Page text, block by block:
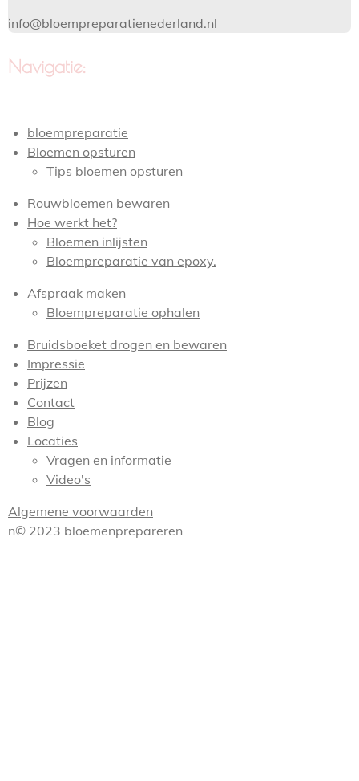
info@bloempreparatienederland.nl
Navigatie:
bloempreparatie
Bloemen opsturen
Tips bloemen opsturen
Rouwbloemen bewaren
Hoe werkt het?
Bloemen inlijsten
Bloempreparatie van epoxy.
Afspraak maken
Bloempreparatie ophalen
Bruidsboeket drogen en bewaren
Impressie
Prijzen
Contact
Blog
Locaties
Vragen en informatie
Video's
Algemene voorwaarden
n© 2023 bloemenprepareren